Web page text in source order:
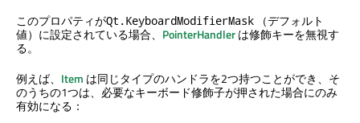
このプロパティがQt.KeyboardModifierMask （デフォルト
値）に設定されている場合、 PointerHandlerは修飾キーを無視す
る。
例えば、 Item は同じタイプのハンドラを2つ持つことができ、そ
のうちの1つは、必要なキーボード修飾子が押された場合にのみ
有効になる：